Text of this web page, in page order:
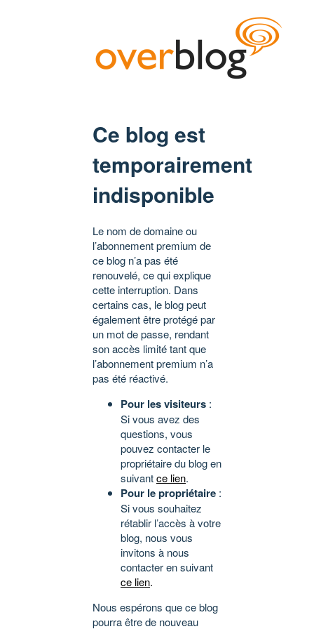
Ce blog est
temporairement
indisponible
Le nom de domaine ou
l’abonnement premium de
ce blog n’a pas été
renouvelé, ce qui explique
cette interruption. Dans
certains cas, le blog peut
également être protégé par
un mot de passe, rendant
son accès limité tant que
l’abonnement premium n’a
pas été réactivé.
Pour les visiteurs :
Si vous avez des
questions, vous
pouvez contacter le
propriétaire du blog en
suivantce lien.
Pour le propriétaire :
Si vous souhaitez
rétablir l’accès à votre
blog, nous vous
invitons à nous
contacter en suivant
ce lien.
Nous espérons que ce blog
pourra être de nouveau